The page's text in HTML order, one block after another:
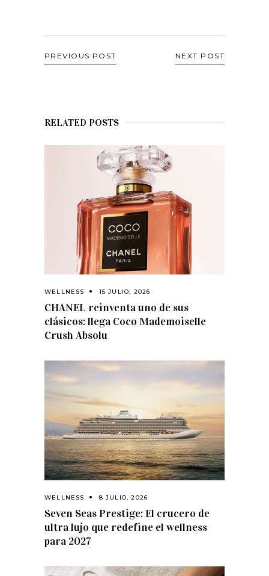
PREVIOUS POST NEXT POST
RELATED POSTS
WELLNESS 15 JULIO, 2026
CHANEL reinventa uno de sus
clásicos: llega Coco Mademoiselle
Crush Absolu
WELLNESS 8 JULIO, 2026
Seven Seas Prestige: El crucero de
ultra lujo que redefine el wellness
para 2027